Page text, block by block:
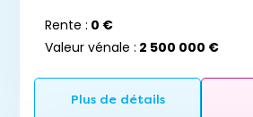
Rente : 0 €
Valeur vénale : 2 500 000 €
Plus de détails